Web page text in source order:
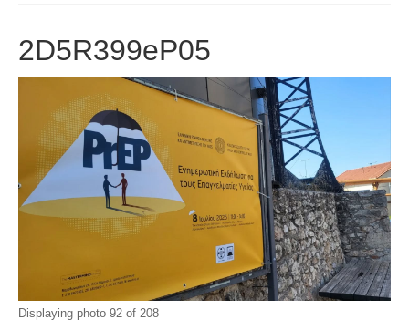
2D5R399eP05
Displaying photo 92 of 208